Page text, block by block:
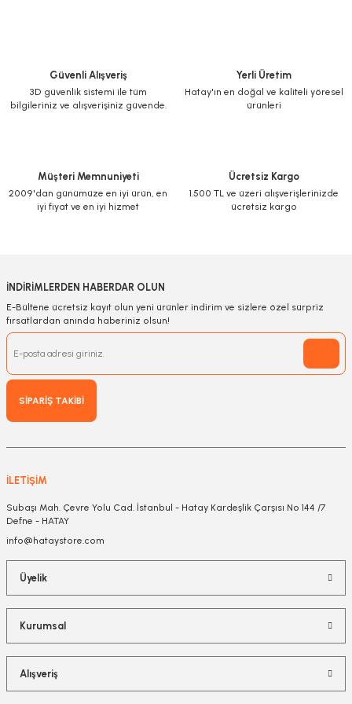
Emine GÜLLE | 02/05/2020
Bu ürüne benzer farklı alternatifler olmalı.
Güvenli Alışveriş
3D güvenlik sistemi ile tüm
bilgileriniz ve alışverişiniz güvende.
Yerli Üretim
Hatay'ın en doğal ve kaliteli yöresel
ürünleri
Müşteri Memnuniyeti
2009'dan günümüze en iyi ürün, en
iyi fiyat ve en iyi hizmet
Ücretsiz Kargo
1.500 TL ve üzeri alışverişlerinizde
ücretsiz kargo
İNDİRİMLERDEN HABERDAR OLUN
E-Bültene ücretsiz kayıt olun yeni ürünler indirim ve sizlere özel sürpriz
fırsatlardan anında haberiniz olsun!
SİPARİŞ TAKİBİ
İLETİŞİM
Subaşı Mah. Çevre Yolu Cad. İstanbul - Hatay Kardeşlik Çarşısı No 144 /7
Defne - HATAY
info@hataystore.com
Üyelik
Kurumsal
Alışveriş